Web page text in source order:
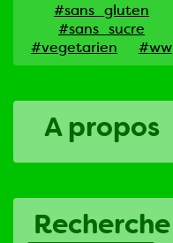
#sans_gluten
#sans_sucre
#vegetarien
#ww
A propos
Recherche